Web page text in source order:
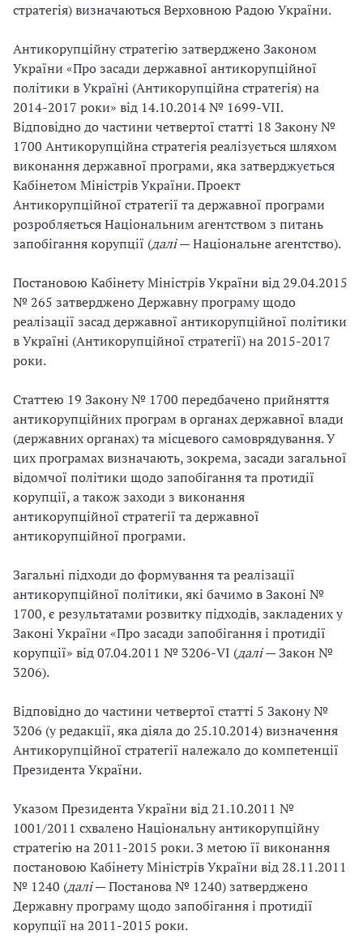
стратегія) визначаються Верховною Радою України.
Антикорупційну стратегію затверджено Законом
України «Про засади державної антикорупційної
політики в Україні (Антикорупційна стратегія) на
2014-2017 роки» від 14.10.2014 № 1699-VII.
Відповідно до частини четвертої статті 18 Закону №
1700 Антикорупційна стратегія реалізується шляхом
виконання державної програми, яка затверджується
Кабінетом Міністрів України. Проект
Антикорупційної стратегії та державної програми
розробляється Національним агентством з питань
запобігання корупції (далі— Національне агентство).
Постановою Кабінету Міністрів України від 29.04.2015
№ 265 затверджено Державну програму щодо
реалізації засад державної антикорупційної політики
в Україні (Антикорупційної стратегії) на 2015-2017
роки.
Статтею 19 Закону № 1700 передбачено прийняття
антикорупційних програм в органах державної влади
(державних органах) та місцевого самоврядування. У
цих програмах визначають, зокрема, засади загальної
відомчої політики щодо запобігання та протидії
корупції, а також заходи з виконання
антикорупційної стратегії та державної
антикорупційної програми.
Загальні підходи до формування та реалізації
антикорупційної політики, які бачимо в Законі №
1700, є результатами розвитку підходів, закладених у
Законі України «Про засади запобігання і протидії
корупції» від 07.04.2011 № 3206-VI (далі— Закон №
3206).
Відповідно до частини четвертої статті 5 Закону №
3206 (у редакції, яка діяла до 25.10.2014) визначення
Антикорупційної стратегії належало до компетенції
Президента України.
Указом Президента України від 21.10.2011 №
1001/2011 схвалено Національну антикорупційну
стратегію на 2011-2015 роки. З метою її виконання
постановою Кабінету Міністрів України від 28.11.2011
№ 1240 (далі— Постанова № 1240) затверджено
Державну програму щодо запобігання і протидії
корупції на 2011-2015 роки.